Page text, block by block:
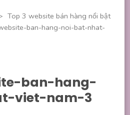
Top 3 website bán hàng nổi bật
ban-hang-noi-bat-nhat-
ban-hang-
viet-nam-3